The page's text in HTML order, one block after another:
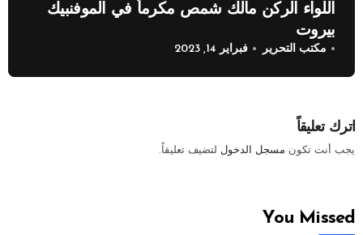
اللواء الركن مالك شمص مكرماً في الموفنبيك
بيروت
مكتب التحرير فبراير 14, 2023
اترك تعليقاً
يجب أنت تكون مسجل الدخول لتضيف تعليقاً.
You Missed